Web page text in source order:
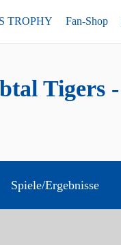
TROPHY Fan-Shop
Tigers
Spiele/Ergebnisse